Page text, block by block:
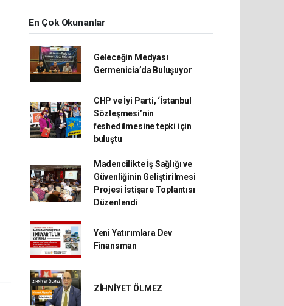
En Çok Okunanlar
Geleceğin Medyası
Germenicia’da Buluşuyor
CHP ve İyi Parti, ‘İstanbul
Sözleşmesi’nin
feshedilmesine tepki için
buluştu
Madencilikte İş Sağlığı ve
Güvenliğinin Geliştirilmesi
Projesi İstişare Toplantısı
Düzenlendi
Yeni Yatırımlara Dev
Finansman
ZİHNİYET ÖLMEZ